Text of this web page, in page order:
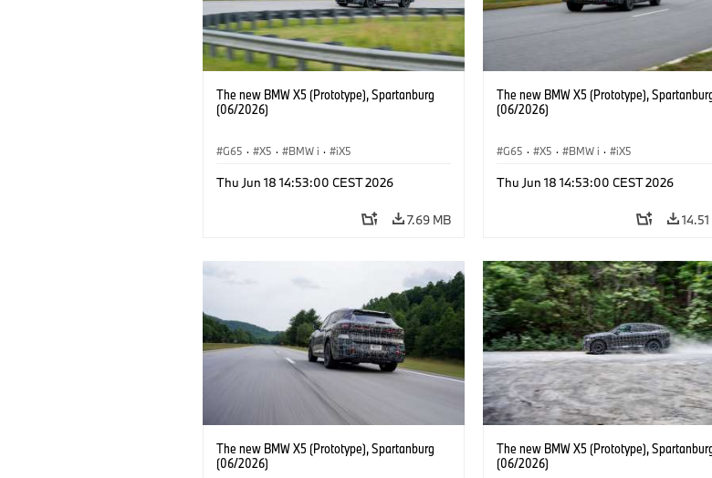
The new BMW X5 (Prototype), Spartanburg
(06/2026)
G65 · X5 · BMW i · iX5
Thu Jun 18 14:53:00 CEST 2026
7.69 MB
The new BMW X5 (Prototype),
(06/2026)
G65 · X5 · BMW i · iX5
Thu Jun 18 14:53:00 CEST 2026
The new BMW X5 (Prototype), Spartanburg
(06/2026)
The new BMW X5 (Prototype),
(06/2026)